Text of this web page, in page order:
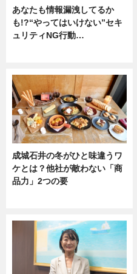
あなたも情報漏洩してるか
も!?“やってはいけない”セキ
ュリティNG行動…
成城石井の冬がひと味違うワ
ケとは？他社が敵わない「商
品力」2つの要